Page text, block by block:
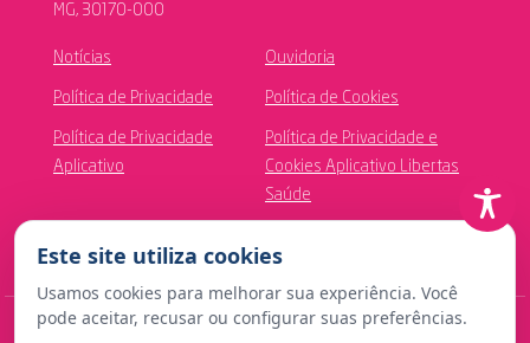
MG, 30170-000
Notícias Ouvidoria
Política de Privacidade Política de Cookies
Política de Privacidade
Aplicativo
Política de Privacidade e
Cookies Aplicativo Libertas
Saúde
Este site utiliza cookies
Usamos cookies para melhorar sua experiência. Você
pode aceitar, recusar ou configurar suas preferências.